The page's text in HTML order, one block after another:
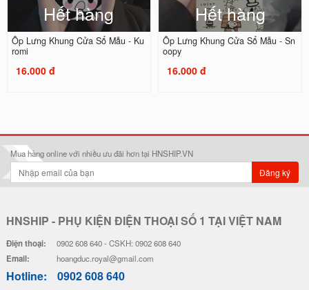
Hết hàng
Ốp Lưng Khung Cửa Sổ Mẫu - Ku
romi
16.000 đ
Hết hàng
Ốp Lưng Khung Cửa Sổ Mẫu - Sn
oopy
16.000 đ
Mua hàng online với nhiều ưu đãi hơn tại HNSHIP.VN
Đăng ký
HNSHIP - PHỤ KIỆN ĐIỆN THOẠI SỐ 1 TẠI VIỆT NAM
Điện thoại: 0902 608 640 - CSKH: 0902 608 640
Email: hoangduc.royal@gmail.com
Hotline: 0902 608 640